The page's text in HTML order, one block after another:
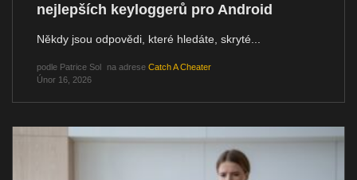
nejlepších keyloggerů pro Android
Někdy jsou odpovědi, které hledáte, skryté...
podle Patrice Sol na adrese Catch A Cheater
Únor 16, 2026